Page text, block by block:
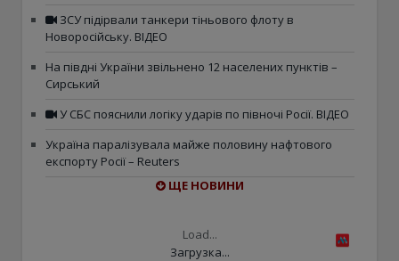
ЗСУ підірвали танкери тіньового флоту в
Новоросійську. ВІДЕО
На півдні України звільнено 12 населених пунктів –
Сирський
У СБС пояснили логіку ударів по півночі Росії. ВІДЕО
Україна паралізувала майже половину нафтового
експорту Росії – Reuters
ЩЕ НОВИНИ
Load...
Загрузка...